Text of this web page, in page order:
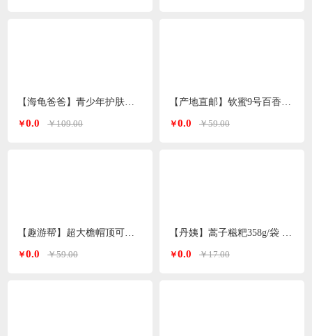
￥0.0 ￥109.00
￥0.0 ￥59.00
￥0.0 ￥59.00
￥0.0 ￥17.00